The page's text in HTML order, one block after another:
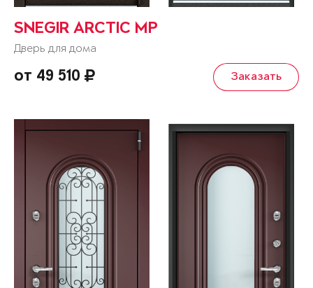
SNEGIR ARCTIC MP
Дверь для дома
от 49 510 Заказать